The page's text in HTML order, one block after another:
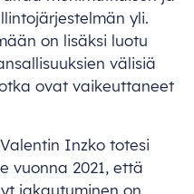
yli.
on lisäksi luotu
välisiä
ovat vaikeuttaneet
Inzko totesi
vuonna 2021, että
jakautuminen on